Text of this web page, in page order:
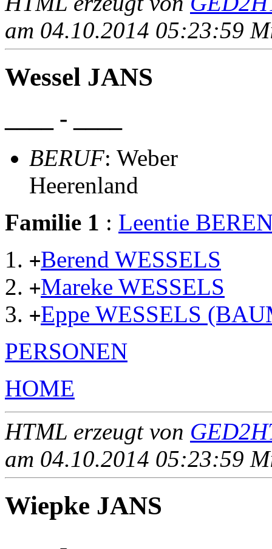
am 04.10.2014 05:23:59
Wessel JANS
____ - ____
BERUF: Weber
Heerenland
Familie 1 : Leentie
+Berend WESSELS
+Mareke WESSELS
+Eppe WESSELS
PERSONEN
HOME
HTML erzeugt von
am 04.10.2014 05:23:59
Wiepke JANS